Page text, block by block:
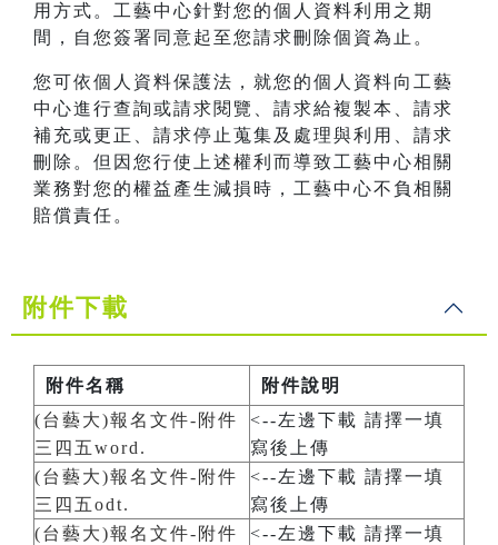
用方式。工藝中心針對您的個人資料利用之期
間，自您簽署同意起至您請求刪除個資為止。
您可依個人資料保護法，就您的個人資料向工藝
中心進行查詢或請求閱覽、請求給複製本、請求
補充或更正、請求停止蒐集及處理與利用、請求
刪除。但因您行使上述權利而導致工藝中心相關
業務對您的權益產生減損時，工藝中心不負相關
賠償責任。
附件下載
附件名稱
附件說明
(台藝大)報名文件-附件
三四五word.
<--左邊下載 請擇一填
寫後上傳
(台藝大)報名文件-附件
三四五odt.
<--左邊下載 請擇一填
寫後上傳
(台藝大)報名文件-附件
<--左邊下載 請擇一填